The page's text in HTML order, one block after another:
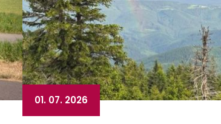
01. 07. 2026